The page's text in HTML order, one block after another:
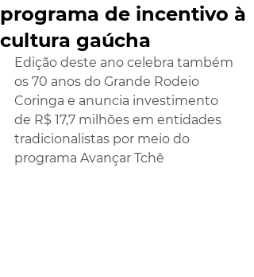
programa de incentivo à
cultura gaúcha
Edição deste ano celebra também
os 70 anos do Grande Rodeio
Coringa e anuncia investimento
de R$ 17,7 milhões em entidades
tradicionalistas por meio do
programa Avançar Tchê